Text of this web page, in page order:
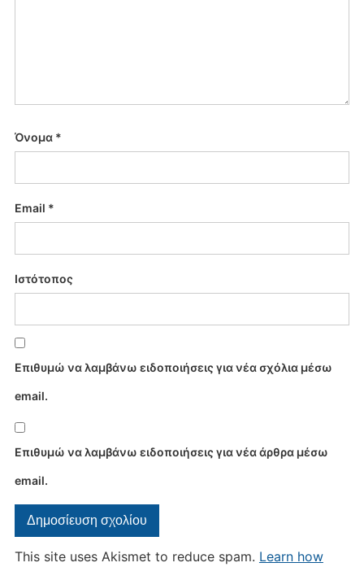
Όνομα *
Email *
Ιστότοπος
Επιθυμώ να λαμβάνω ειδοποιήσεις για νέα σχόλια μέσω
email.
Επιθυμώ να λαμβάνω ειδοποιήσεις για νέα άρθρα μέσω
email.
This site uses Akismet to reduce spam. Learn how